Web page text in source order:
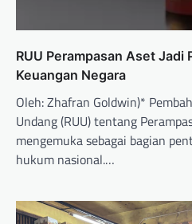
RUU Perampasan Aset Jadi
Keuangan Negara
Oleh: Zhafran Goldwin)*
Undang (RUU) tentang
mengemuka sebagai bagian
hukum nasional.…